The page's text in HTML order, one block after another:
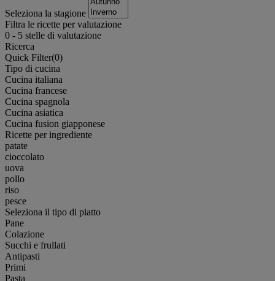
Seleziona la stagione
Filtra le ricette per valutazione
0 - 5 stelle di valutazione
Ricerca
Quick Filter(0)
Tipo di cucina
Cucina italiana
Cucina francese
Cucina spagnola
Cucina asiatica
Cucina fusion giapponese
Ricette per ingrediente
patate
cioccolato
uova
pollo
riso
pesce
Seleziona il tipo di piatto
Pane
Colazione
Succhi e frullati
Antipasti
Primi
Pasta